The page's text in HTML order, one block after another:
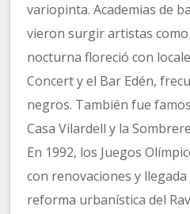
variopinta. Academias de
vieron surgir artistas como
nocturna floreció con
Concert y el Bar Edén,
negros. También fue
Casa Vilardell y la
En 1992, los Juegos
con renovaciones y
reforma urbanística del